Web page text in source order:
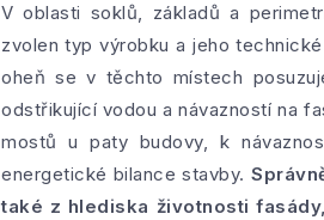
V oblasti soklů, základů a
zvolen typ výrobku a jeho
oheň se v těchto místech
odstřikující vodou a návazností na
mostů u paty budovy, k
energetické bilance stavby.
také z hlediska životnosti